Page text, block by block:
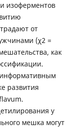
изоферментов
от
(χ2 =
как
информативным
развития
у
мешка могут